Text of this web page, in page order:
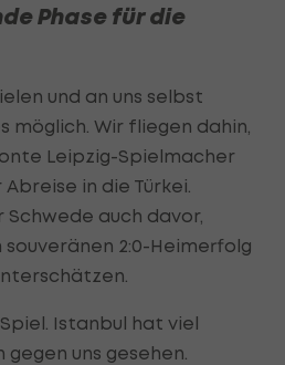
Phase für die
und an uns selbst
möglich. Wir fliegen dahin,
Leipzig-Spielmacher
in die Türkei.
auch davor,
souveränen 2:0-Heimerfolg
Istanbul hat viel
uns gesehen.